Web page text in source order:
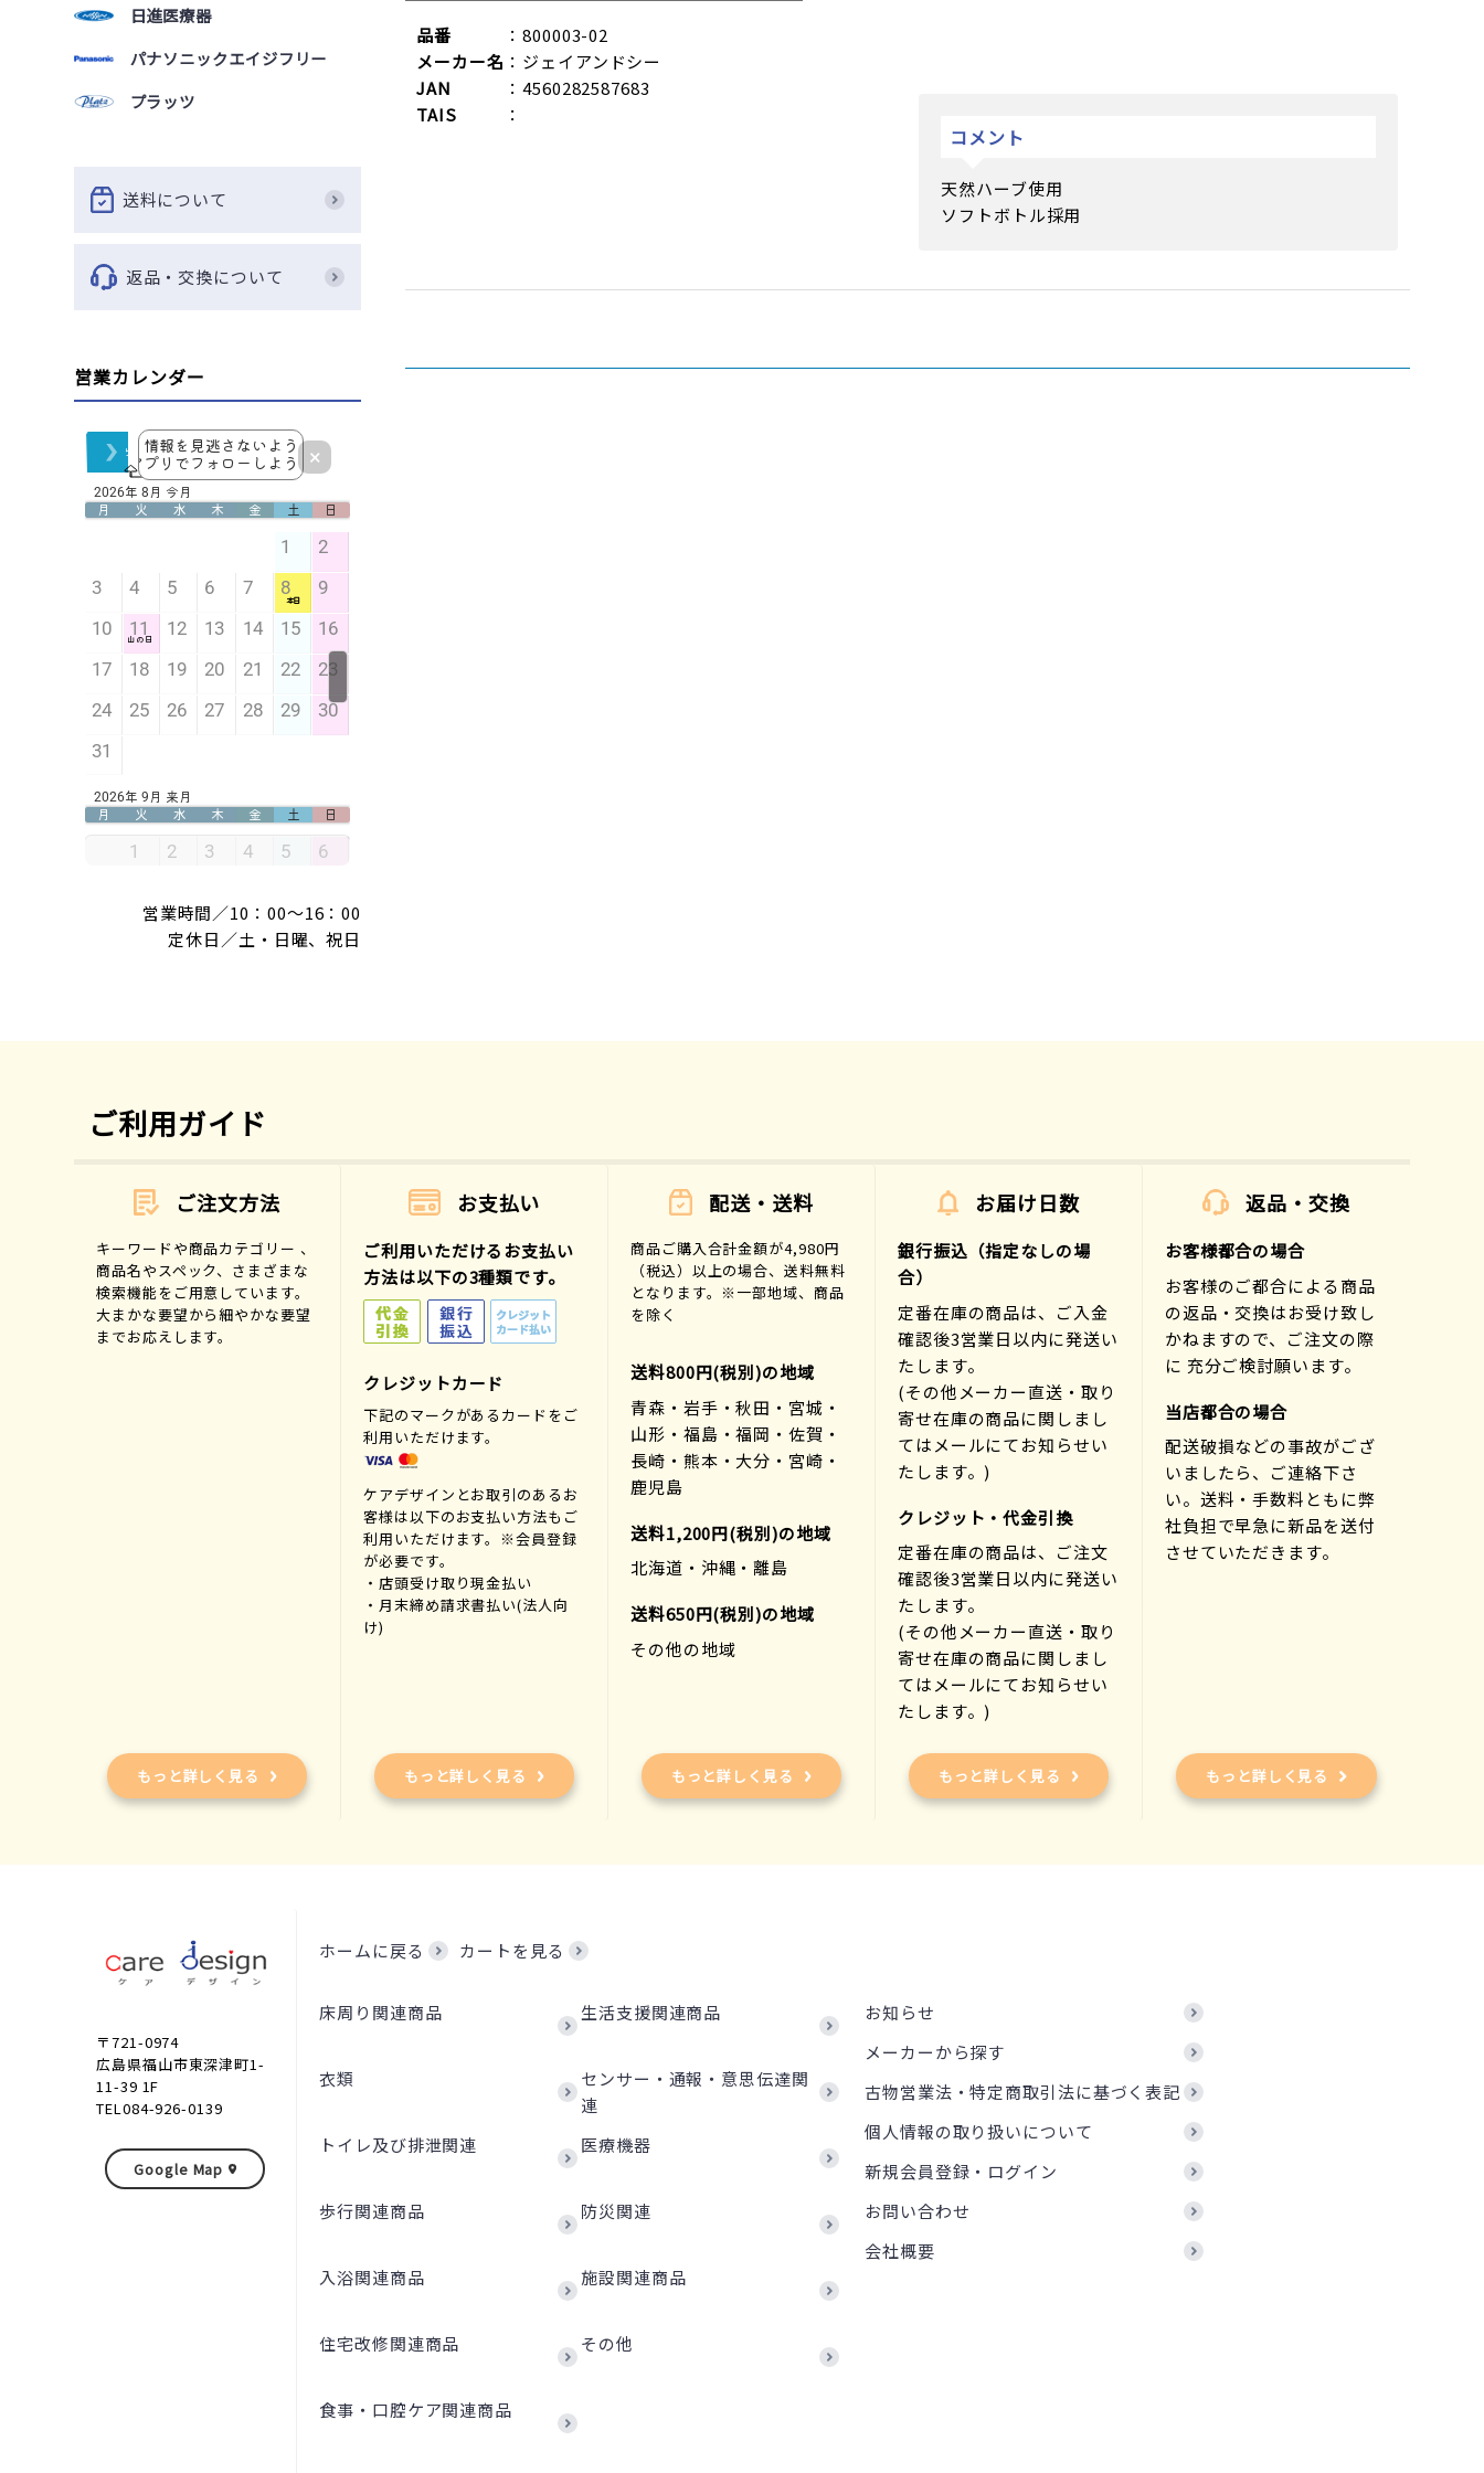
品番
：800003-02
メーカー名 ：ジェイアンドシー
JAN
：4560282587683
TAIS
：
コメント
天然ハーブ使用
ソフトボトル採用
日進医療器
パナソニックエイジフリー
プラッツ
送料について
返品・交換について
営業カレンダー
営業時間／10：00～16：00
定休日／土・日曜、祝日
ご利用ガイド
ご注文方法
キーワードや商品カテゴリー 、
商品名やスペック、さまざまな
検索機能をご用意しています。
大まかな要望から細やかな要望
までお応えします。
もっと詳しく見る
お支払い
ご利用いただけるお支払い
方法は以下の3種類です。
クレジットカード
下記のマークがあるカードをご
利用いただけます。
ケアデザインとお取引のあるお
客様は以下のお支払い方法もご
利用いただけます。※会員登録
が必要です。
・店頭受け取り現金払い
・月末締め請求書払い(法人向
け)
もっと詳しく見る
配送・送料
商品ご購入合計金額が4,980円
（税込）以上の場合、送料無料
となります。※一部地域、商品
を除く
送料800円(税別)の地域
青森・岩手・秋田・宮城・
山形・福島・福岡・佐賀・
長崎・熊本・大分・宮崎・
鹿児島
送料1,200円(税別)の地域
北海道・沖縄・離島
送料650円(税別)の地域
その他の地域
もっと詳しく見る
お届け日数
銀行振込（指定なしの場
合）
定番在庫の商品は、ご入金
確認後3営業日以内に発送い
たします。
(その他メーカー直送・取り
寄せ在庫の商品に関しまし
てはメールにてお知らせい
たします。)
クレジット・代金引換
定番在庫の商品は、ご注文
確認後3営業日以内に発送い
たします。
(その他メーカー直送・取り
寄せ在庫の商品に関しまし
てはメールにてお知らせい
たします。)
もっと詳しく見る
返品・交換
お客様都合の場合
お客様のご都合による商品
の返品・交換はお受け致し
かねますので、ご注文の際
に 充分ご検討願います。
当店都合の場合
配送破損などの事故がござ
いましたら、ご連絡下さ
い。送料・手数料ともに弊
社負担で早急に新品を送付
させていただきます。
もっと詳しく見る
〒721-0974
広島県福山市東深津町1-
11-39 1F
TEL084-926-0139
Google Map
ホームに戻る カートを見る
床周り関連商品
衣類
トイレ及び排泄関連
歩行関連商品
入浴関連商品
住宅改修関連商品
食事・口腔ケア関連商品
生活支援関連商品
センサー・通報・意思伝達関
連
医療機器
防災関連
施設関連商品
その他
お知らせ
メーカーから探す
古物営業法・特定商取引法に基づく表記
個人情報の取り扱いについて
新規会員登録・ログイン
お問い合わせ
会社概要